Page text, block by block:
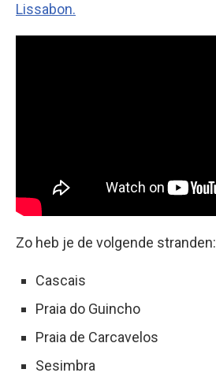
Lissabon.
Zo heb je de volgende stranden:
Cascais
Praia do Guincho
Praia de Carcavelos
Sesimbra